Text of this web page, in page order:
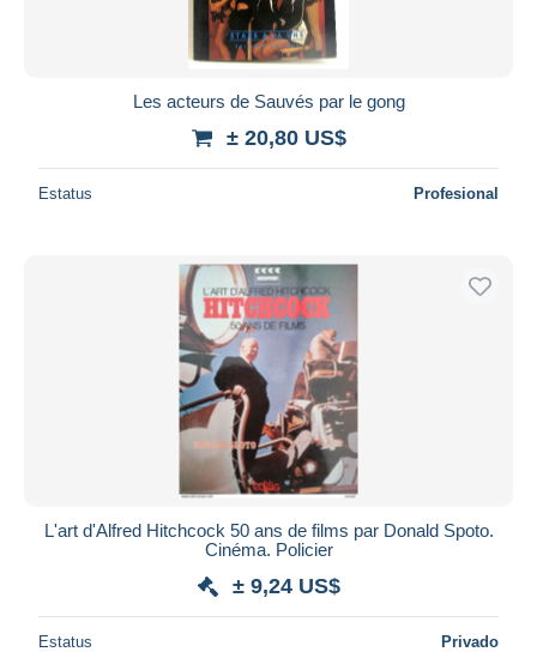
Les acteurs de Sauvés par le gong
± 20,80 US$
Estatus Profesional
L'art d'Alfred Hitchcock 50 ans de films par Donald Spoto.
Cinéma. Policier
± 9,24 US$
Estatus Privado